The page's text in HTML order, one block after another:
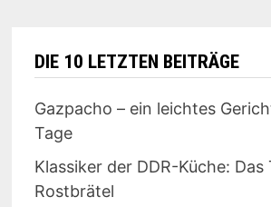
DIE 10 LETZTEN BEITRÄGE
Gazpacho – ein leichtes
Tage
Klassiker der DDR-Küche:
Rostbrätel